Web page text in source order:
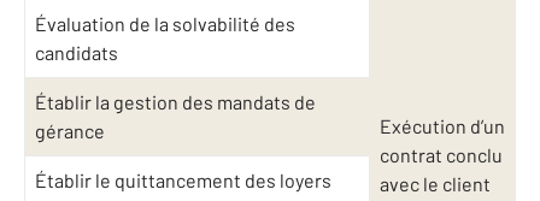
Exécution d’un
contrat conclu
avec le client
Évaluation de la solvabilité des
candidats
Établir la gestion des mandats de
gérance
Établir le quittancement des loyers